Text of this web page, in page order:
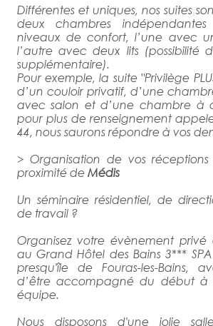
Différentes et uniques, nos suites
deux chambres
niveaux de confort, l’une avec
l’autre avec deux lits (possibilité
supplémentaire).
Pour exemple, la suite "Privilège
d’un couloir privatif, d’une
avec salon et d’une chambre à
pour plus de renseignement
44, nous saurons répondre à vos
> Organisation de vos
proximité de Médis
Un séminaire résidentiel, de
de travail ?
Organisez votre évènement privé
au Grand Hôtel des Bains 3***
presqu'île de Fouras-les-Bains,
d’être accompagné du début
équipe.
Nous disposons d'une jolie